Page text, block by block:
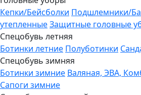
Кепки/Бейсболки Подшлемники/
утепленныеЗащитные головные
Спецобувь летняя
Ботинки летние Полуботинки
Спецобувь зимняя
Ботинки зимние Валяная, ЭВА,
Сапоги зимние